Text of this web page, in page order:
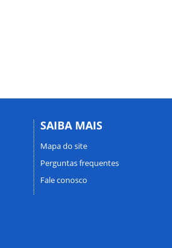
SAIBA MAIS
Mapa do site
Perguntas frequentes
Fale conosco